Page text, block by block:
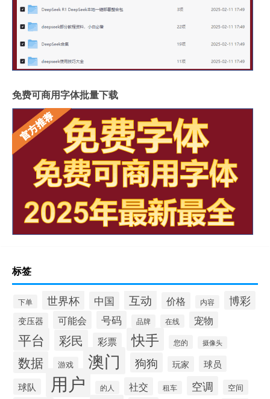
免费可商用字体批量下载
标签
下单 世界杯 中国 互动 价格 内容 博彩
变压器 可能会 号码 品牌 在线 宠物
平台 彩民 彩票 快手 您的 摄像头
数据 游戏 澳门 狗狗 玩家
球员
球队
用户 的人 社交 租车 空调 空间